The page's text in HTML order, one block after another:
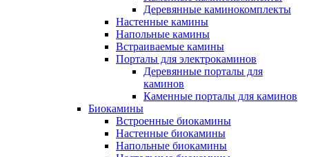
Деревянные каминокомплекты
Настенные камины
Напольные камины
Встраиваемые камины
Порталы для электрокаминов
Деревянные порталы для
каминов
Каменные порталы для каминов
Биокамины
Встроенные биокамины
Настенные биокамины
Напольные биокамины